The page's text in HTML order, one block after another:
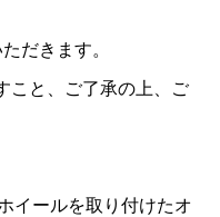
だきます。
こと、ご了承の上、ご
イールを取り付けたオ